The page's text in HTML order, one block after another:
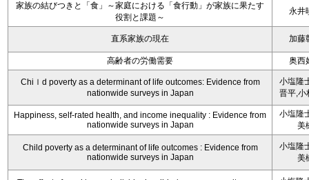
家族の結びつきと「食」～家庭における「食行動」が家族に果たす
役割と課題～
永井
直系家族の現在 加藤
高齢者の労働需要 奥西
Chiｌd poverty as a determinant of life outcomes: Evidence from
nationwide surveys in Japan
小塩隆
晋平,小
Happiness, self-rated health, and income inequality : Evidence from
nationwide surveys in Japan
小塩隆
美
Child poverty as a determinant of life outcomes : Evidence from
nationwide surveys in Japan
小塩隆
美